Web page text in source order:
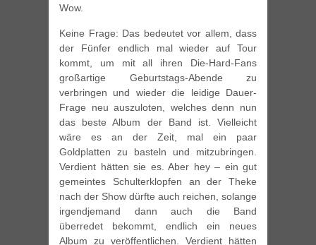
Wow.
Keine Frage: Das bedeutet vor allem, dass
der Fünfer endlich mal wieder auf Tour
kommt, um mit all ihren Die-Hard-Fans
großartige Geburtstags-Abende zu
verbringen und wieder die leidige Dauer-
Frage neu auszuloten, welches denn nun
das beste Album der Band ist. Vielleicht
wäre es an der Zeit, mal ein paar
Goldplatten zu basteln und mitzubringen.
Verdient hätten sie es. Aber hey – ein gut
gemeintes Schulterklopfen an der Theke
nach der Show dürfte auch reichen, solange
irgendjemand dann auch die Band
überredet bekommt, endlich ein neues
Album zu veröffentlichen. Verdient hätten